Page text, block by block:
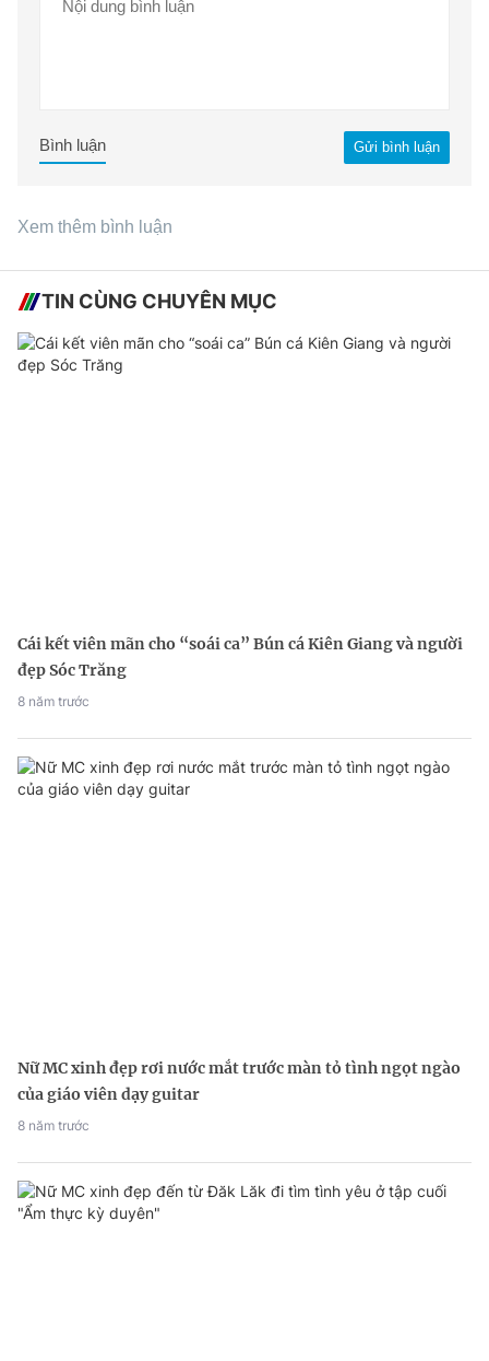
Gửi bình luận
Bình luận
Xem thêm bình luận
TIN CÙNG CHUYÊN MỤC
Cái kết viên mãn cho “soái ca” Bún cá Kiên Giang và người
đẹp Sóc Trăng
8 năm trước
Nữ MC xinh đẹp rơi nước mắt trước màn tỏ tình ngọt ngào
của giáo viên dạy guitar
8 năm trước